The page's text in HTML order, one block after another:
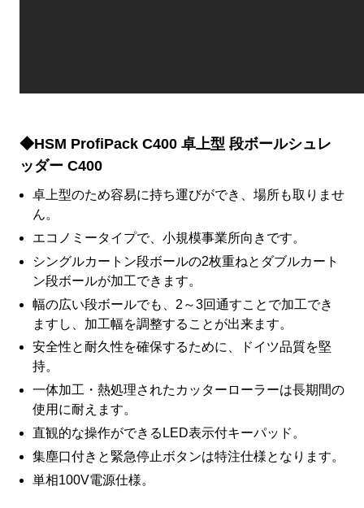
◆HSM ProfiPack C400 卓上型 段ボールシュレ
ッダー C400
卓上型のため容易に持ち運びができ、場所も取りませ
ん。
エコノミータイプで、小規模事業所向きです。
シングルカートン段ボールの2枚重ねとダブルカート
ン段ボールが加工できます。
幅の広い段ボールでも、2～3回通すことで加工でき
ますし、加工幅を調整することが出来ます。
安全性と耐久性を確保するために、ドイツ品質を堅
持。
一体加工・熱処理されたカッターローラーは長期間の
使用に耐えます。
直観的な操作ができるLED表示付キーパッド。
集塵口付きと緊急停止ボタンは特注仕様となります。
単相100V電源仕様。